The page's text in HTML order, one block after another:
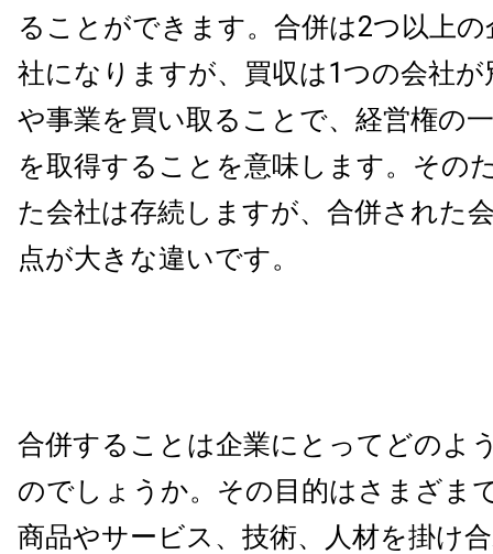
ることができます。合併は2つ以上
社になりますが、買収は1つの会社が
や事業を買い取ることで、経営権の
を取得することを意味します。その
た会社は存続しますが、合併された
点が大きな違いです。
合併することは企業にとってどのよ
のでしょうか。その目的はさまざま
商品やサービス、技術、人材を掛け